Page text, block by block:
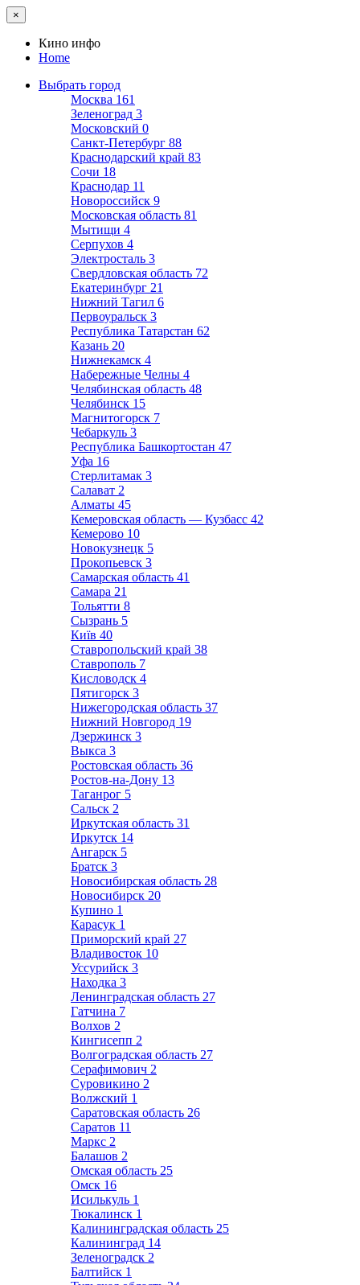
×
Кино инфо
Home
Выбрать город
Москва 161
Зеленоград 3
Московский 0
Санкт-Петербург 88
Краснодарский край 83
Сочи 18
Краснодар 11
Новороссийск 9
Московская область 81
Мытищи 4
Серпухов 4
Электросталь 3
Свердловская область 72
Екатеринбург 21
Нижний Тагил 6
Первоуральск 3
Республика Татарстан 62
Казань 20
Нижнекамск 4
Набережные Челны 4
Челябинская область 48
Челябинск 15
Магнитогорск 7
Чебаркуль 3
Республика Башкортостан 47
Уфа 16
Стерлитамак 3
Салават 2
Алматы 45
Кемеровская область — Кузбасс 42
Кемерово 10
Новокузнецк 5
Прокопьевск 3
Самарская область 41
Самара 21
Тольятти 8
Сызрань 5
Київ 40
Ставропольский край 38
Ставрополь 7
Кисловодск 4
Пятигорск 3
Нижегородская область 37
Нижний Новгород 19
Дзержинск 3
Выкса 3
Ростовская область 36
Ростов-на-Дону 13
Таганрог 5
Сальск 2
Иркутская область 31
Иркутск 14
Ангарск 5
Братск 3
Новосибирская область 28
Новосибирск 20
Купино 1
Карасук 1
Приморский край 27
Владивосток 10
Уссурийск 3
Находка 3
Ленинградская область 27
Гатчина 7
Волхов 2
Кингисепп 2
Волгоградская область 27
Серафимович 2
Суровикино 2
Волжский 1
Саратовская область 26
Саратов 11
Маркс 2
Балашов 2
Омская область 25
Омск 16
Исилькуль 1
Тюкалинск 1
Калининградская область 25
Калининград 14
Зеленоградск 2
Балтийск 1